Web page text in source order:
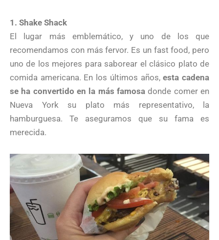
1. Shake Shack
El lugar más emblemático, y uno de los que
recomendamos con más fervor. Es un fast food, pero
uno de los mejores para saborear el clásico plato de
comida americana. En los últimos años,esta cadena
se ha convertido en la más famosa donde comer en
Nueva York su plato más representativo, la
hamburguesa. Te aseguramos que su fama es
merecida.